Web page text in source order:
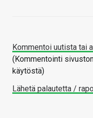
Kommentoi uutista tai
(Kommentointi
käytöstä)
Lähetä palautetta /